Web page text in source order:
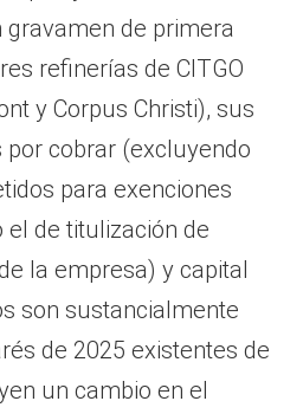
de primera
refinerías de CITGO
y Corpus Christi), sus
por cobrar (excluyendo
para exenciones
de titulización de
la empresa) y capital
son sustancialmente
de 2025 existentes de
un cambio en el